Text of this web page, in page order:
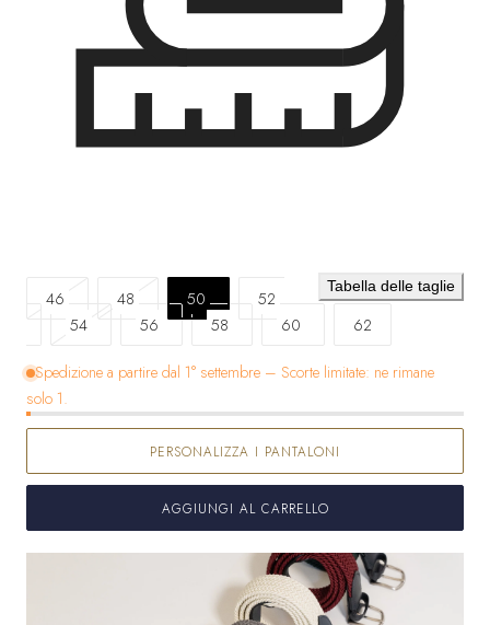
Tabella delle taglie
46
Variante
esaurita
non
48
Variante
esaurita
non
50
52
Variante
o
non
disponibile
54
Variante
o
disponibile
56 58 60 62
Spedizione a partire dal 1° settembre – Scorte limitate: ne rimane
solo 1.
AGGIUNGI AL CARRELLO
PERSONALIZZA I PANTALONI